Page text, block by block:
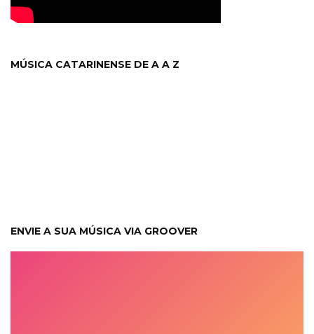
MÚSICA CATARINENSE DE A A Z
ENVIE A SUA MÚSICA VIA GROOVER